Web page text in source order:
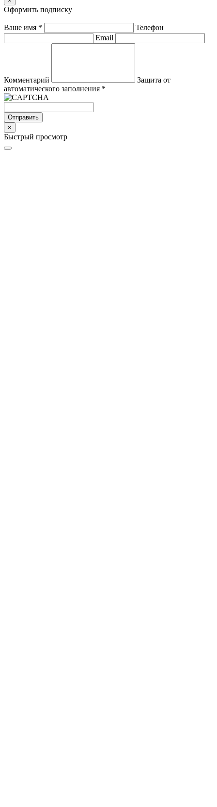
Оформить подписку
Ваше имя *
Телефон
Email
Комментарий
Защита от
автоматического заполнения *
Отправить
×
Быстрый просмотр